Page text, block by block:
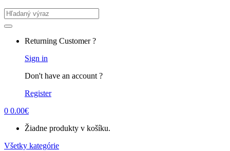
Search
for:
Returning Customer ?
Sign in
Don't have an account ?
Register
0 0.00€
Žiadne produkty v košíku.
Všetky kategórie